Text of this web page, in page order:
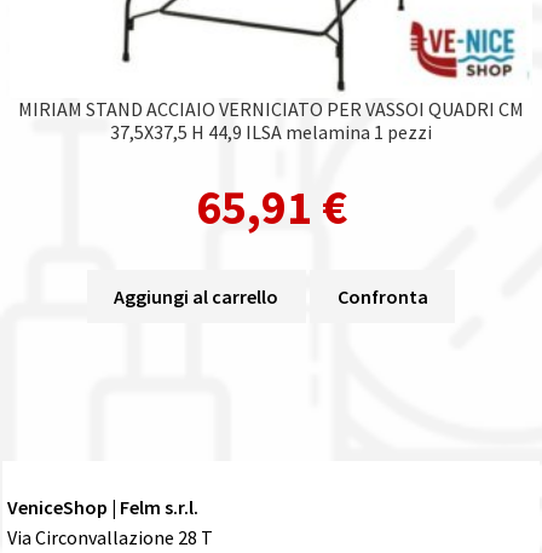
MIRIAM STAND ACCIAIO VERNICIATO PER VASSOI QUADRI CM
37,5X37,5 H 44,9 ILSA melamina 1 pezzi
65,91 €
Aggiungi al carrello Confronta
VeniceShop | Felm s.r.l.
Via Circonvallazione 28 T